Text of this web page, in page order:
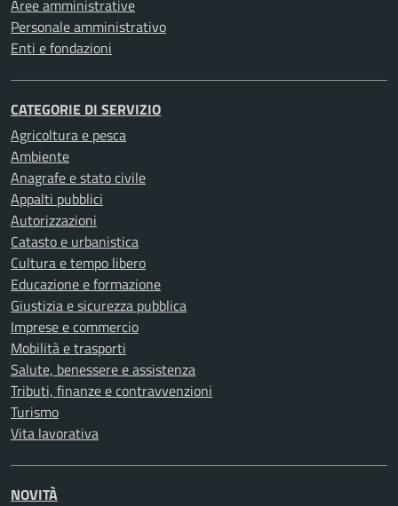
Aree amministrative
Personale amministrativo
Enti e fondazioni
CATEGORIE DI SERVIZIO
Agricoltura e pesca
Ambiente
Anagrafe e stato civile
Appalti pubblici
Autorizzazioni
Catasto e urbanistica
Cultura e tempo libero
Educazione e formazione
Giustizia e sicurezza pubblica
Imprese e commercio
Mobilità e trasporti
Salute, benessere e assistenza
Tributi, finanze e contravvenzioni
Turismo
Vita lavorativa
NOVITÀ